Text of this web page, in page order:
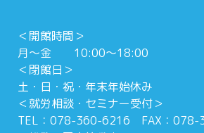
＜開館時間＞
月～金 10:00～18:00
＜閉館日＞
土・日・祝・年末年始休み
＜就労相談・セミナー受付＞
TEL：078-360-6216 FAX：078-